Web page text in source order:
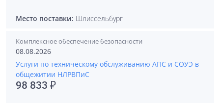
Место поставки: Шлиссельбург
Комплексное обеспечение безопасности
08.08.2026
Услуги по техническому обслуживанию АПС и СОУЭ в
общежитии НЛРВПиС
98 833 ₽